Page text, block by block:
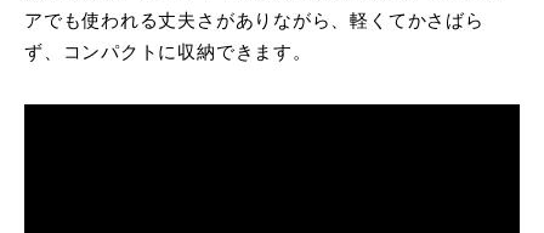
アでも使われる丈夫さがありながら、軽くてかさばら
ず、コンパクトに収納できます。